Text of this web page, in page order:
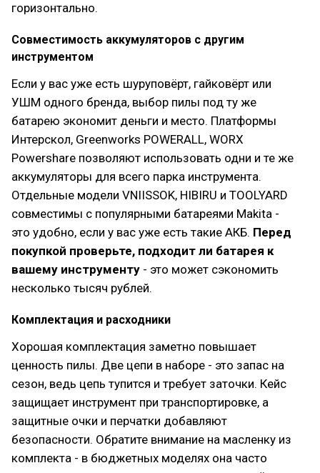
горизонтально.
Совместимость аккумуляторов с другим
инструментом
Если у вас уже есть шуруповёрт, гайковёрт или
УШМ одного бренда, выбор пилы под ту же
батарею экономит деньги и место. Платформы
Интерскол, Greenworks POWERALL, WORX
Powershare позволяют использовать одни и те же
аккумуляторы для всего парка инструмента.
Отдельные модели VNIISSOK, HIBIRU и TOOLYARD
совместимы с популярными батареями Makita -
это удобно, если у вас уже есть такие АКБ. Перед
покупкой проверьте, подходит ли батарея к
вашему инструменту - это может сэкономить
несколько тысяч рублей.
Комплектация и расходники
Хорошая комплектация заметно повышает
ценность пилы. Две цепи в наборе - это запас на
сезон, ведь цепь тупится и требует заточки. Кейс
защищает инструмент при транспортировке, а
защитные очки и перчатки добавляют
безопасности. Обратите внимание на масленку из
комплекта - в бюджетных моделях она часто